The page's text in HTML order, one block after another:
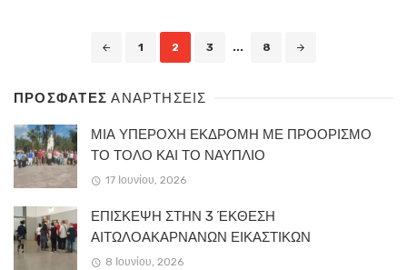
1 2 3 ... 8
ΠΡΟΣΦΑΤΕΣΑΝΑΡΤΗΣΕΙΣ
ΜΙΑ ΥΠΕΡΟΧΗ ΕΚΔΡΟΜΗ ΜΕ ΠΡΟΟΡΙΣΜΟ
ΤΟ ΤΟΛΟ ΚΑΙ ΤΟ ΝΑΥΠΛΙΟ
17 Ιουνίου, 2026
ΕΠΙΣΚΕΨΗ ΣΤΗΝ 3 ΈΚΘΕΣΗ
ΑΙΤΩΛΟΑΚΑΡΝΑΝΩΝ ΕΙΚΑΣΤΙΚΩΝ
8 Ιουνίου, 2026